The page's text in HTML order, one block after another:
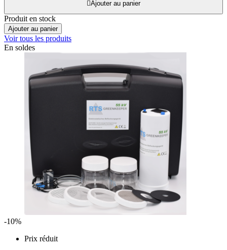
Ajouter au panier
Produit en stock
Ajouter au panier
Voir tous les produits
En soldes
-10%
Prix réduit